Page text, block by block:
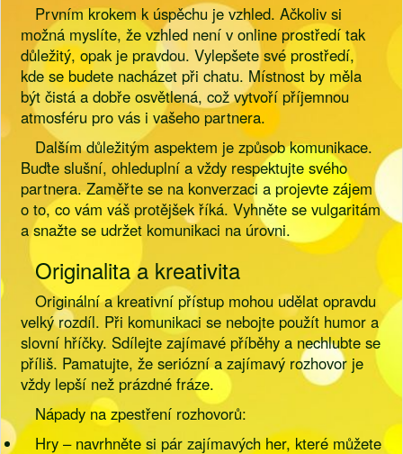
Prvním krokem k úspěchu je vzhled. Ačkoliv si
možná myslíte, že vzhled není v online prostředí tak
důležitý, opak je pravdou. Vylepšete své prostředí,
kde se budete nacházet při chatu. Místnost by měla
být čistá a dobře osvětlená, což vytvoří příjemnou
atmosféru pro vás i vašeho partnera.
Dalším důležitým aspektem je způsob komunikace.
Buďte slušní, ohleduplní a vždy respektujte svého
partnera. Zaměřte se na konverzaci a projevte zájem
o to, co vám váš protějšek říká. Vyhněte se vulgaritám
a snažte se udržet komunikaci na úrovni.
Originalita a kreativita
Originální a kreativní přístup mohou udělat opravdu
velký rozdíl. Při komunikaci se nebojte použít humor a
slovní hříčky. Sdílejte zajímavé příběhy a nechlubte se
příliš. Pamatujte, že seriózní a zajímavý rozhovor je
vždy lepší než prázdné fráze.
Nápady na zpestření rozhovorů:
Hry – navrhněte si pár zajímavých her, které můžete